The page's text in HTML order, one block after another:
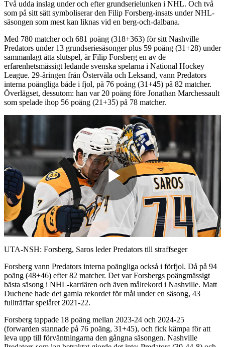
Två udda inslag under och efter grundserielunken i NHL. Och två
som på sitt sätt symboliserar den Filip Forsberg-insats under NHL-
säsongen som mest kan liknas vid en berg-och-dalbana.
Med 780 matcher och 681 poäng (318+363) för sitt Nashville
Predators under 13 grundseriesäsonger plus 59 poäng (31+28) under
sammanlagt åtta slutspel, är Filip Forsberg en av de
erfarenhetsmässigt ledande svenska spelarna i National Hockey
League. 29-åringen från Östervåla och Leksand, vann Predators
interna poängliga både i fjol, på 76 poäng (31+45) på 82 matcher.
Överlägset, dessutom: han var 20 poäng före Jonathan Marchessault
som spelade ihop 56 poäng (21+35) på 78 matcher.
Play
Video
UTA-NSH: Forsberg, Saros leder Predators till straffseger
Forsberg vann Predators interna poängliga också i förfjol. Då på 94
poäng (48+46) efter 82 matcher. Det var Forsbergs poängmässigt
bästa säsong i NHL-karriären och även målrekord i Nashville. Matt
Duchene hade det gamla rekordet för mål under en säsong, 43
fullträffar spelåret 2021-22.
Forsberg tappade 18 poäng mellan 2023-24 och 2024-25
(forwarden stannade på 76 poäng, 31+45), och fick kämpa för att
leva upp till förväntningarna den gångna säsongen. Nashville